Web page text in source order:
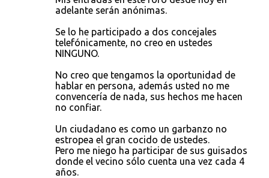
adelante serán anónimas.
Se lo he participado a dos concejales
telefónicamente, no creo en ustedes
NINGUNO.
No creo que tengamos la oportunidad de
hablar en persona, además usted no me
convencería de nada, sus hechos me hacen
no confiar.
Un ciudadano es como un garbanzo no
estropea el gran cocido de ustedes.
Pero me niego ha participar de sus guisados
donde el vecino sólo cuenta una vez cada 4
años.